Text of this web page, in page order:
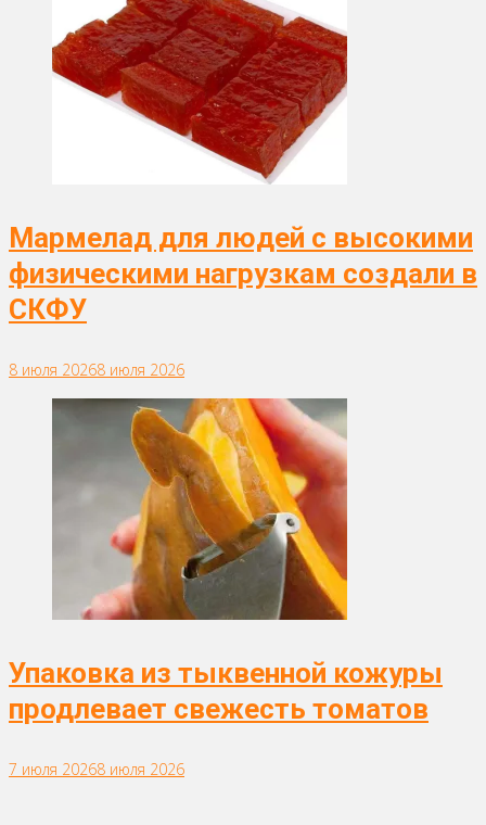
Мармелад для людей с высокими
физическими нагрузкам создали в
СКФУ
8 июля 20268 июля 2026
Упаковка из тыквенной кожуры
продлевает свежесть томатов
7 июля 20268 июля 2026